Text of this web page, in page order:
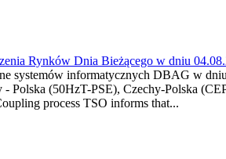
Rynków Dnia Bieżącego w dniu
systemów informatycznych DBAG w
Polska (50HzT-PSE), Czechy-Polska
process TSO informs that...